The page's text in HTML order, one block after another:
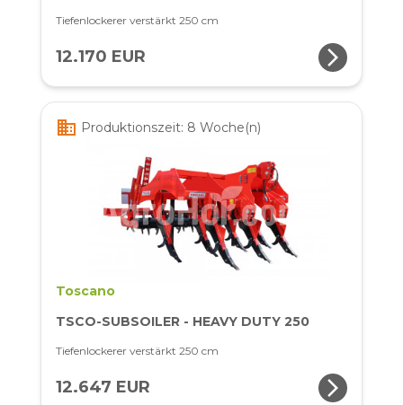
Tiefenlockerer verstärkt 250 cm
12.170 EUR arrow_forward_ios
business Produktionszeit: 8 Woche(n)
Toscano
TSCO-SUBSOILER - HEAVY DUTY 250
Tiefenlockerer verstärkt 250 cm
12.647 EUR arrow_forward_ios